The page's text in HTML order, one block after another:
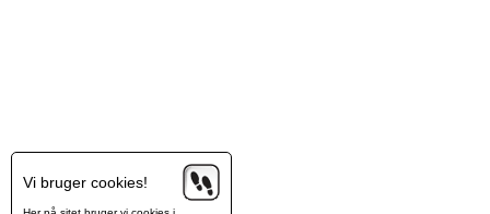
Vi bruger cookies!